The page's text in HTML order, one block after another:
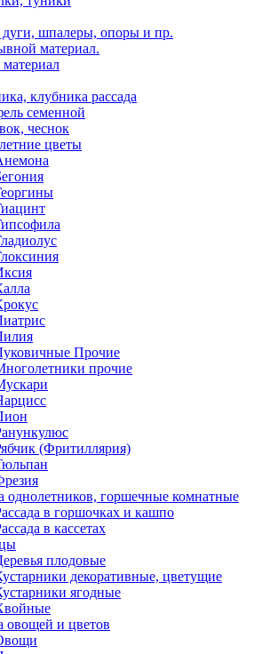
шпалеры, опоры и пр.
материал.
клубника рассада
семенной
чеснок
цветы
Прочие
прочие
(Фритиллярия)
однолетников, горшечные комнатные
в горшочках и кашпо
в кассетах
плодовые
декоративные, цветущие
ягодные
овощей и цветов